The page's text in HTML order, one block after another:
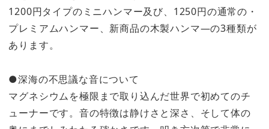
1200円タイプのミニハンマー及び、1250円の通常の・
プレミアムハンマー、新商品の木製ハンマ―の3種類が
あります。
●深海の不思議な音について
マグネシウムを極限まで取り込んだ世界で初めてのチ
ューナーです。音の特徴は静けさと深さ、そして体の